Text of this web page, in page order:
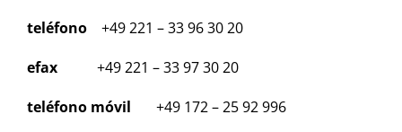
teléfono
+49 221 – 33 96 30 20
efax +49 221 – 33 97 30 20
teléfono móvil
+49 172 – 25 92 996